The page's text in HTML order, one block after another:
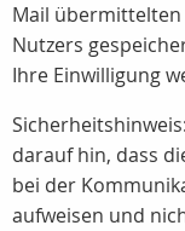
Mail übermittelten
Nutzers
Ihre Einwilligung
darauf hin, dass
bei der
aufweisen und